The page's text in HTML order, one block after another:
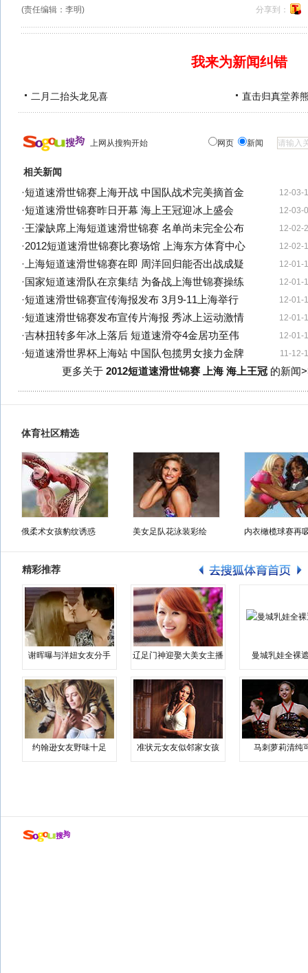
(责任编辑：李明) 分享到：
我来为新闻纠错
二月二抬头龙见喜 直击归真堂养
上网从搜狗开始 网页 新闻
相关新闻
12-03-
·短道速滑世锦赛上海开战 中国队战术完美摘首金
12-03-
·短道速滑世锦赛昨日开幕 海上王冠迎冰上盛会
12-02-
·王濛缺席上海短道速滑世锦赛 名单尚未完全公布
12-02-
·2012短道速滑世锦赛比赛场馆 上海东方体育中心
12-01-
· 上海短道速滑世锦赛在即 周洋回归能否出战成疑
12-01-
· 国家短道速滑队在京集结 为备战上海世锦赛操练
12-01-
·短道速滑世锦赛宣传海报发布 3月9-11上海举行
12-01-
·短道速滑世锦赛发布宣传片海报 秀冰上运动激情
12-01-
·吉林扭转多年冰上落后 短道速滑夺4金居功至伟
11-12-
·短道速滑世界杯上海站 中国队包揽男女接力金牌
更多关于 2012短道速滑世锦赛 上海 海上王冠的新闻
体育社区精选
俄柔术女孩豹纹诱惑 美女足队花泳装彩绘 内衣橄榄球赛再
精彩推荐
谢晖曝与洋妞女友分手 辽足门神迎娶大美女主播 曼城乳娃全裸
约翰逊女友野味十足 准状元女友似邻家女孩 马刺萝莉清纯